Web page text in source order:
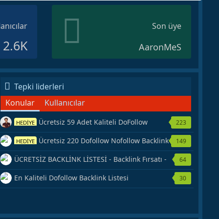
2.6K
Son üye
AaronMeS
Tepki liderleri
Konular
Kullanıcılar
HEDİYE Ücretsiz 59 Adet Kaliteli DoFollow
Backlink Kaynağı Veriyorum.
223
HEDİYE Ücretsiz 220 Dofollow Nofollow Backlink
Veriyorum
149
ÜCRETSİZ BACKLİNK LİSTESİ - Backlink Fırsatı -
Hemen Yetiş!
64
En Kaliteli Dofollow Backlink Listesi 30